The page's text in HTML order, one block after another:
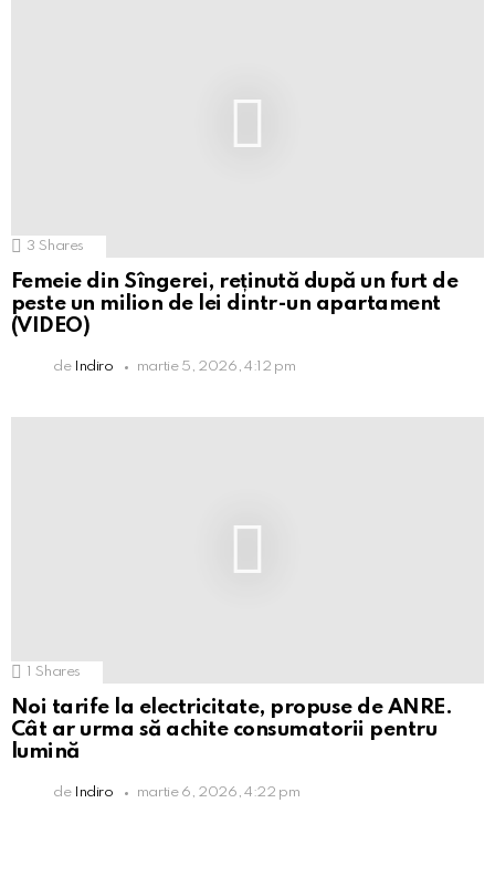
3 Shares
Femeie din Sîngerei, reținută după un furt de
peste un milion de lei dintr-un apartament
(VIDEO)
de Indiro martie 5, 2026, 4:12 pm
Shares
Noi tarife la electricitate, propuse de ANRE.
Cât ar urma să achite consumatorii pentru
lumină
de Indiro martie 6, 2026, 4:22 pm